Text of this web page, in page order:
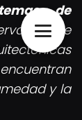
de
de
y la